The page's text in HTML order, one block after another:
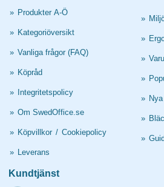
» Produkter A-Ö
» Kategoriöversikt
» Vanliga frågor (FAQ)
» Köpråd
» Integritetspolicy
» Om SwedOffice.se
» Köpvillkor / Cookiepolicy
» Leverans
»
»
»
»
»
»
»
Kundtjänst